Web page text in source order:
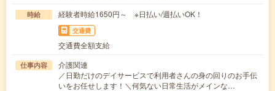
時給 経験者時給1650円～ ※日払い/週払いOK！
交通費
交通費全額支給
仕事内容
介護関連
／日勤だけのデイサービスで利用者さんの身の回りのお手伝
いをお任せします！＼何気ない日常生活がメインな…